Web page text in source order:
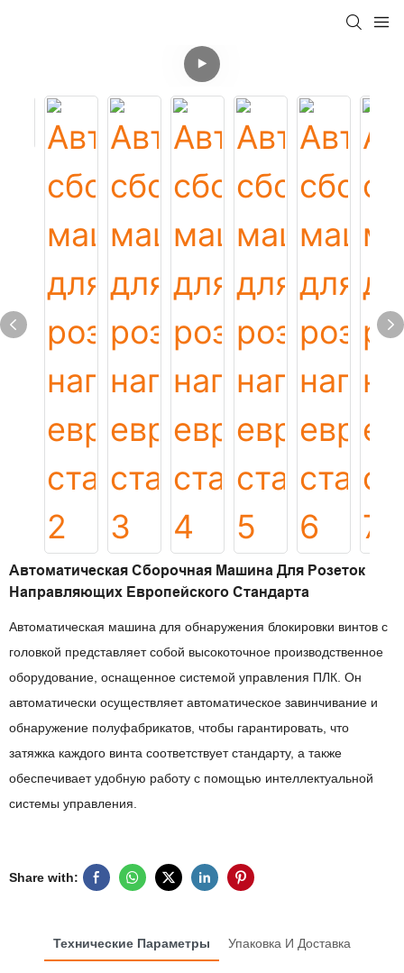
Автоматическая Сборочная Машина Для Розеток
Направляющих Европейского Стандарта
Автоматическая машина для обнаружения блокировки винтов с
головкой представляет собой высокоточное производственное
оборудование, оснащенное системой управления ПЛК. Он
автоматически осуществляет автоматическое завинчивание и
обнаружение полуфабрикатов, чтобы гарантировать, что
затяжка каждого винта соответствует стандарту, а также
обеспечивает удобную работу с помощью интеллектуальной
системы управления.
Share with:
Технические Параметры Упаковка И Доставка